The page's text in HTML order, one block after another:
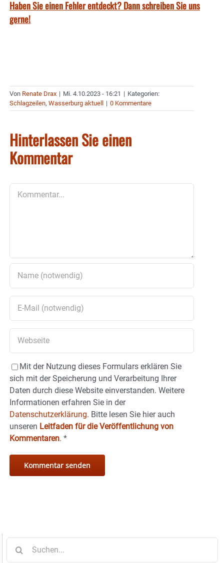
Haben Sie einen Fehler entdeckt? Dann schreiben Sie uns
gerne!
Von Renate Drax | Mi. 4.10.2023 - 16:21 | Kategorien:
Schlagzeilen, Wasserburg aktuell | 0 Kommentare
Hinterlassen Sie einen
Kommentar
Mit der Nutzung dieses Formulars erklären Sie
sich mit der Speicherung und Verarbeitung Ihrer
Daten durch diese Website einverstanden. Weitere
Informationen erfahren Sie in der
Datenschutzerklärung. Bitte lesen Sie hier auch
unseren Leitfaden für die Veröffentlichung von
Kommentaren. *
nach: